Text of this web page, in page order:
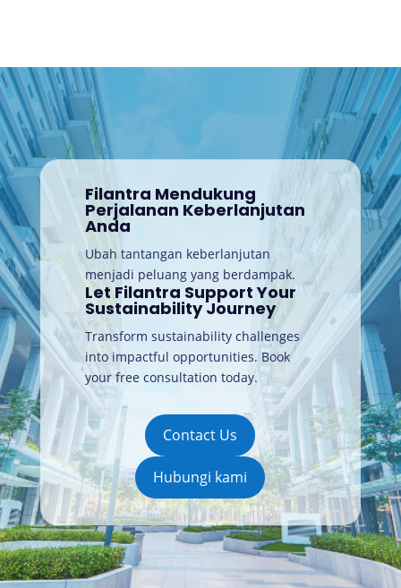
Filantra Mendukung
Perjalanan Keberlanjutan
Anda
Ubah tantangan keberlanjutan
menjadi peluang yang berdampak.
Let Filantra Support Your
Sustainability Journey
Transform sustainability challenges
into impactful opportunities. Book
your free consultation today.
Contact Us
Hubungi kami